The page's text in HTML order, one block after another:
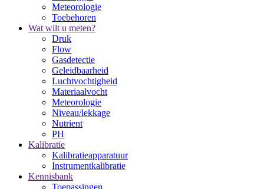
Meteorologie
Toebehoren
Wat wilt u meten?
Druk
Flow
Gasdetectie
Geleidbaarheid
Luchtvochtigheid
Materiaalvocht
Meteorologie
Niveau/lekkage
Nutrient
PH
Kalibratie
Kalibratieapparatuur
Instrumentkalibratie
Kennisbank
Toepassingen